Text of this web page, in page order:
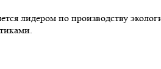
лидером по производству